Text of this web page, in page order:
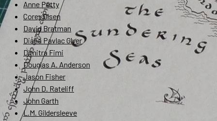
Anne Petty
Corey Olsen
David Bratman
Diana Pavlac Glyer
Dimitra Fimi
Douglas A. Anderson
Jason Fisher
John D. Rateliff
John Garth
L.M. Gildersleeve